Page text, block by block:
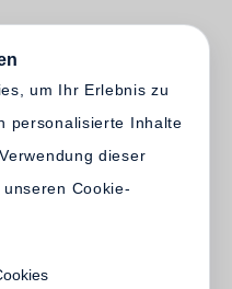
um Ihr Erlebnis zu
personalisierte Inhalte
dieser
Cookie-